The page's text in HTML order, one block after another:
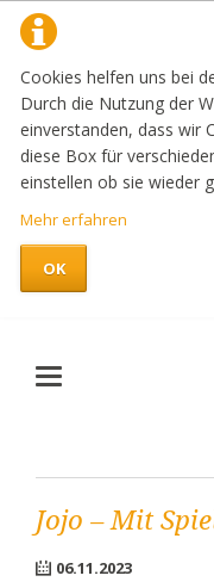
Cookies helfen uns bei
Durch die Nutzung der
einverstanden, dass wir
diese Box für
einstellen ob sie wieder
Mehr erfahren
OK
Jojo – Mit
06.11.2023